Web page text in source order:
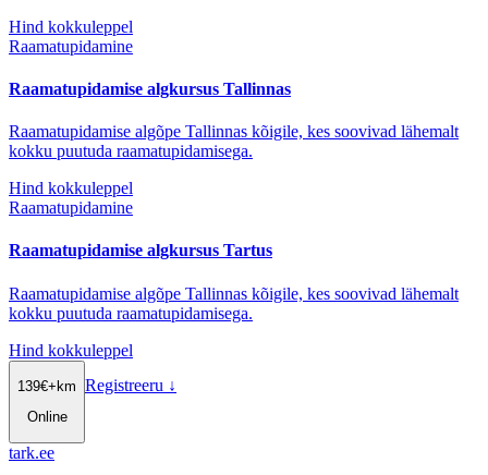
Hind kokkuleppel
Raamatupidamine
Raamatupidamise algkursus Tallinnas
Raamatupidamise algõpe Tallinnas kõigile, kes soovivad lähemalt
kokku puutuda raamatupidamisega.
Hind kokkuleppel
Raamatupidamine
Raamatupidamise algkursus Tartus
Raamatupidamise algõpe Tallinnas kõigile, kes soovivad lähemalt
kokku puutuda raamatupidamisega.
Hind kokkuleppel
139€+km
Online
Registreeru ↓
tark.ee